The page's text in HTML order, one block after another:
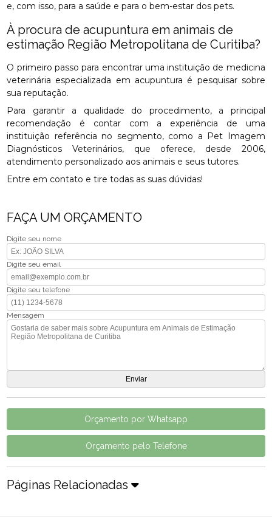
e, com isso, para a saúde e para o bem-estar dos pets.
À procura de acupuntura em animais de
estimação Região Metropolitana de Curitiba?
O primeiro passo para encontrar uma instituição de medicina
veterinária especializada em acupuntura é pesquisar sobre
sua reputação.
Para garantir a qualidade do procedimento, a principal
recomendação é contar com a experiência de uma
instituição referência no segmento, como a Pet Imagem
Diagnósticos Veterinários, que oferece, desde 2006,
atendimento personalizado aos animais e seus tutores.
Entre em contato e tire todas as suas dúvidas!
FAÇA UM ORÇAMENTO
Digite seu nome
Digite seu email
Digite seu telefone
Mensagem
Orçamento por Whatsapp
Orçamento pelo Telefone
Páginas Relacionadas